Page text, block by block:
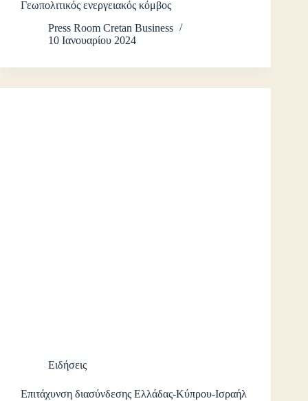
Γεωπολιτικός ενεργειακός κόμβος
Press Room Cretan Business
10 Ιανουαρίου 2024
Ειδήσεις
Επιτάχυνση διασύνδεσης Ελλάδας-Κύπρου-Ισραήλ